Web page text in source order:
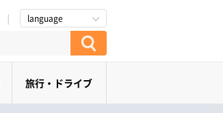
language
旅行・ドライブ